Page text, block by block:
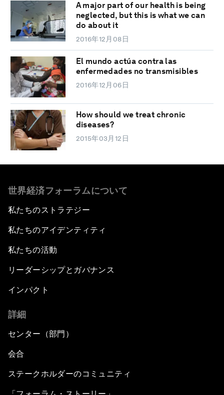
A major part of our health is being
neglected, but this is what we can
do about it
2016年12月08日
El mundo actúa contra las
enfermedades no transmisibles
2016年12月06日
How should we treat chronic
diseases?
2015年03月12日
世界経済フォーラムについて
私たちのストラテジー
私たちのアイデンティティ
私たちの活動
リーダーシップとガバナンス
インパクト
詳細
センター（部門）
会合
ステークホルダーのコミュニティ